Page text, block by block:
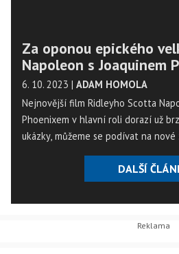
Za oponou epického
Napoleon s Joaquinem
6. 10. 2023 | ADAM HOMOLA
Nejnovější film Ridleyho Scotta
Phoenixem v hlavní roli dorazí už
ukázky, můžeme se podívat na
DALŠÍ